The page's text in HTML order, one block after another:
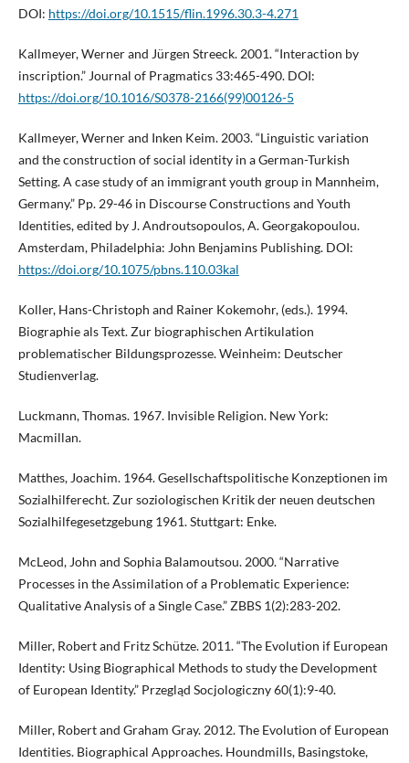
DOI: https://doi.org/10.1515/flin.1996.30.3-4.271
Kallmeyer, Werner and Jürgen Streeck. 2001. “Interaction by
inscription.” Journal of Pragmatics 33:465-490. DOI:
https://doi.org/10.1016/S0378-2166(99)00126-5
Kallmeyer, Werner and Inken Keim. 2003. “Linguistic variation
and the construction of social identity in a German-Turkish
Setting. A case study of an immigrant youth group in Mannheim,
Germany.” Pp. 29-46 in Discourse Constructions and Youth
Identities, edited by J. Androutsopoulos, A. Georgakopoulou.
Amsterdam, Philadelphia: John Benjamins Publishing. DOI:
https://doi.org/10.1075/pbns.110.03kal
Koller, Hans-Christoph and Rainer Kokemohr, (eds.). 1994.
Biographie als Text. Zur biographischen Artikulation
problematischer Bildungsprozesse. Weinheim: Deutscher
Studienverlag.
Luckmann, Thomas. 1967. Invisible Religion. New York:
Macmillan.
Matthes, Joachim. 1964. Gesellschaftspolitische Konzeptionen im
Sozialhilferecht. Zur soziologischen Kritik der neuen deutschen
Sozialhilfegesetzgebung 1961. Stuttgart: Enke.
McLeod, John and Sophia Balamoutsou. 2000. “Narrative
Processes in the Assimilation of a Problematic Experience:
Qualitative Analysis of a Single Case.” ZBBS 1(2):283-202.
Miller, Robert and Fritz Schütze. 2011. “The Evolution if European
Identity: Using Biographical Methods to study the Development
of European Identity.” Przegląd Socjologiczny 60(1):9-40.
Miller, Robert and Graham Gray. 2012. The Evolution of European
Identities. Biographical Approaches. Houndmills, Basingstoke,